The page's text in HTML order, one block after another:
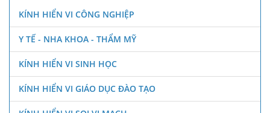
KÍNH HIỂN VI CÔNG NGHIỆP
Y TẾ - NHA KHOA - THẨM MỸ
KÍNH HIỂN VI SINH HỌC
KÍNH HIỂN VI GIÁO DỤC ĐÀO TẠO